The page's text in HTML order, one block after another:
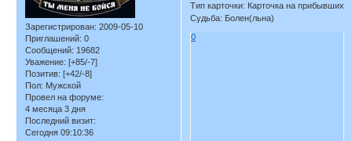
Зарегистрирован: 2009-05-10
Приглашений: 0
Сообщений: 19682
Уважение: [+85/-7]
Позитив: [+42/-8]
Пол: Мужской
Провел на форуме:
4 месяца 3 дня
Последний визит:
Сегодня 09:10:36
Тип карточки: Карточка на прибывших
Судьба: Болен(льна)
0